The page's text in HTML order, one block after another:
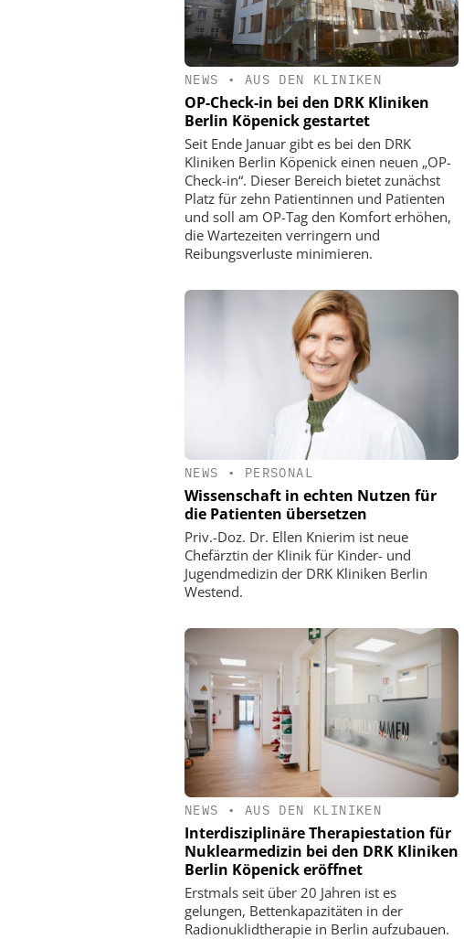
NEWS • AUS DEN KLINIKEN
OP-Check-in bei den DRK Kliniken
Berlin Köpenick gestartet
Seit Ende Januar gibt es bei den DRK
Kliniken Berlin Köpenick einen neuen „OP-
Check-in“. Dieser Bereich bietet zunächst
Platz für zehn Patientinnen und Patienten
und soll am OP-Tag den Komfort erhöhen,
die Wartezeiten verringern und
Reibungsverluste minimieren.
NEWS • PERSONAL
Wissenschaft in echten Nutzen für
die Patienten übersetzen
Priv.-Doz. Dr. Ellen Knierim ist neue
Chefärztin der Klinik für Kinder- und
Jugendmedizin der DRK Kliniken Berlin
Westend.
NEWS • AUS DEN KLINIKEN
Interdisziplinäre Therapiestation für
Nuklearmedizin bei den DRK Kliniken
Berlin Köpenick eröffnet
Erstmals seit über 20 Jahren ist es
gelungen, Bettenkapazitäten in der
Radionuklidtherapie in Berlin aufzubauen.